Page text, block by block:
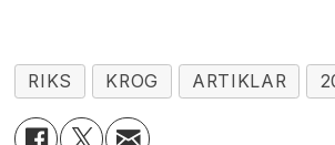
RIKS KROG ARTIKLAR